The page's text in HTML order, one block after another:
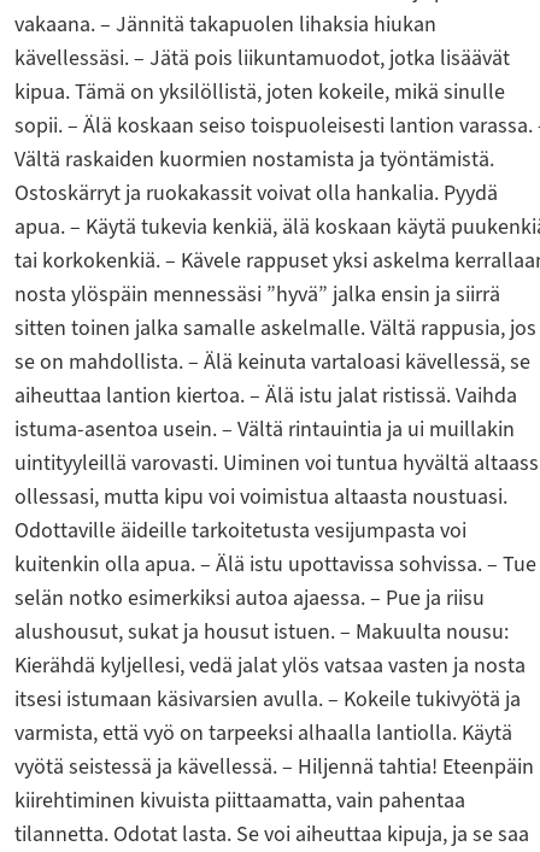
vakaana. – Jännitä takapuolen lihaksia hiukan
kävellessäsi. – Jätä pois liikuntamuodot, jotka lisäävät
kipua. Tämä on yksilöllistä, joten kokeile, mikä sinulle
sopii. – Älä koskaan seiso toispuoleisesti lantion varassa.
Vältä raskaiden kuormien nostamista ja työntämistä.
Ostoskärryt ja ruokakassit voivat olla hankalia. Pyydä
apua. – Käytä tukevia kenkiä, älä koskaan käytä
tai korkokenkiä. – Kävele rappuset yksi askelma
nosta ylöspäin mennessäsi ”hyvä” jalka ensin ja siirrä
sitten toinen jalka samalle askelmalle. Vältä rappusia, jos
se on mahdollista. – Älä keinuta vartaloasi kävellessä, se
aiheuttaa lantion kiertoa. – Älä istu jalat ristissä. Vaihda
istuma-asentoa usein. – Vältä rintauintia ja ui muillakin
uintityyleillä varovasti. Uiminen voi tuntua hyvältä
ollessasi, mutta kipu voi voimistua altaasta noustuasi.
Odottaville äideille tarkoitetusta vesijumpasta voi
kuitenkin olla apua. – Älä istu upottavissa sohvissa. – Tue
selän notko esimerkiksi autoa ajaessa. – Pue ja riisu
alushousut, sukat ja housut istuen. – Makuulta nousu:
Kierähdä kyljellesi, vedä jalat ylös vatsaa vasten ja nosta
itsesi istumaan käsivarsien avulla. – Kokeile tukivyötä ja
varmista, että vyö on tarpeeksi alhaalla lantiolla. Käytä
vyötä seistessä ja kävellessä. – Hiljennä tahtia! Eteenpäin
kiirehtiminen kivuista piittaamatta, vain pahentaa
tilannetta. Odotat lasta. Se voi aiheuttaa kipuja, ja se saa